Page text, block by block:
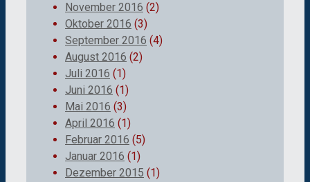
November 2016 (2)
Oktober 2016 (3)
September 2016 (4)
August 2016 (2)
Juli 2016 (1)
Juni 2016 (1)
Mai 2016 (3)
April 2016 (1)
Februar 2016 (5)
Januar 2016 (1)
Dezember 2015 (1)